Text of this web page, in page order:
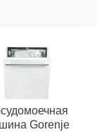
Gorenje